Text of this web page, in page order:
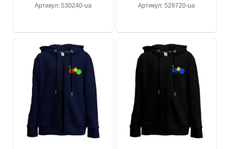
Артикул: 530240-ua Артикул: 528720-ua